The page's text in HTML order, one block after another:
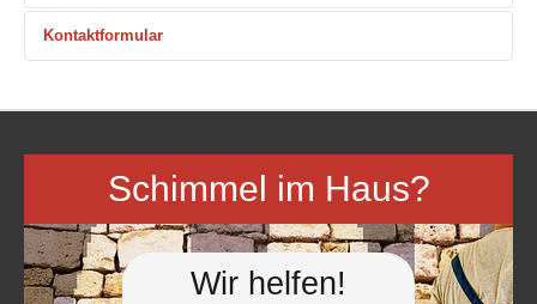
Kontaktformular
Eine E-Mail senden
Name*
Schimmel im Haus?
Wir helfen!